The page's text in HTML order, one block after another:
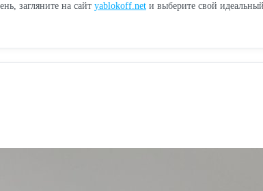
загляните на сайт yablokoff.net и выберите свой